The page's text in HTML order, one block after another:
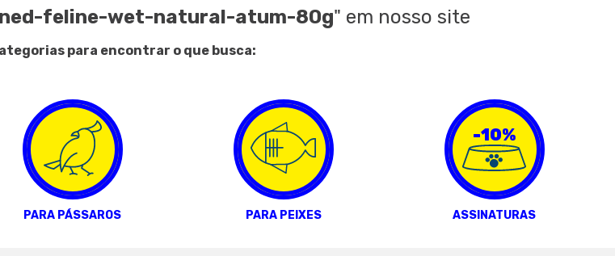
feline-wet-natural-atum-80g" em nosso site
para encontrar o que busca:
PARA PÁSSAROS PARA PEIXES
-10%
ASSINATURAS